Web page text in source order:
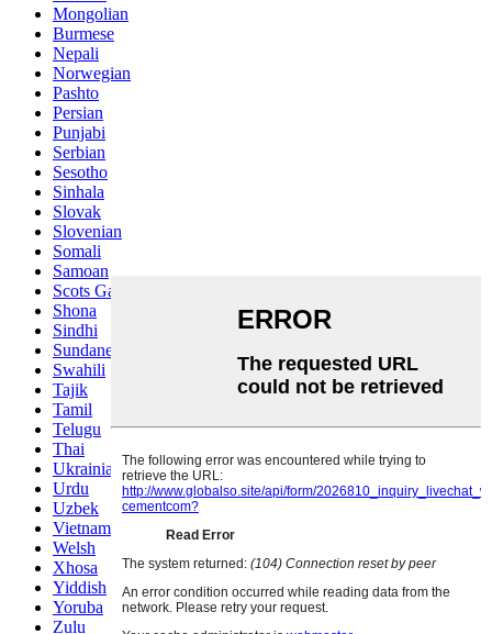
Mongolian
Burmese
Nepali
Norwegian
Pashto
Persian
Punjabi
Serbian
Sesotho
Sinhala
Slovak
Slovenian
Somali
Samoan
Scots Gaelic
Shona
Sindhi
Sundanese
Swahili
Tajik
Tamil
Telugu
Thai
Ukrainian
Urdu
Uzbek
Vietnamese
Welsh
Xhosa
Yiddish
Yoruba
Zulu